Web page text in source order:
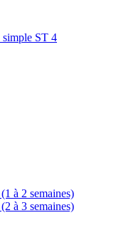
à 2 semaines)
à 3 semaines)